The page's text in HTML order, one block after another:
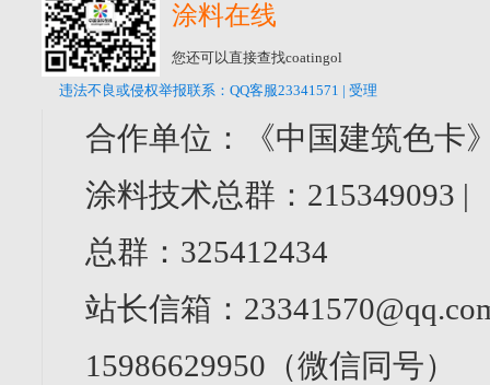
涂料在线
您还可以直接查找coatingol
违法不良或侵权举报联系：QQ客服23341571 | 受理
合作单位：《中国建筑色卡
涂料技术总群：
总群：325412434
站长信箱：
15986629950（微信同号）